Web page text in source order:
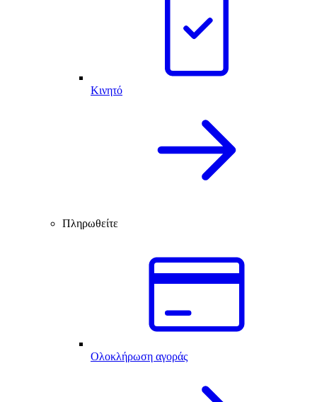
Κινητό
Πληρωθείτε
Ολοκλήρωση αγοράς